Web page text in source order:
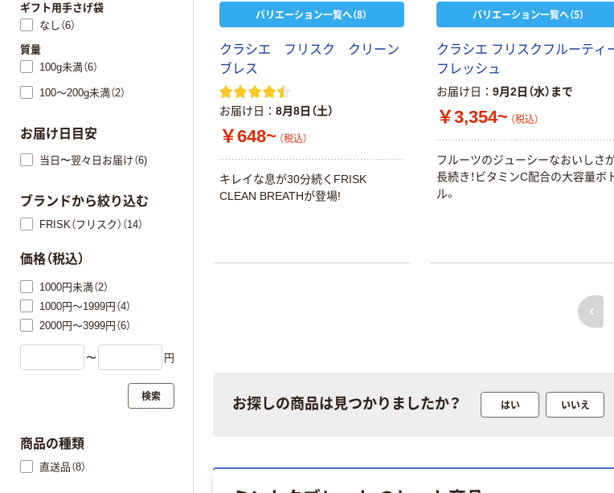
バリエーション一覧へ（8）
クラシエ フリスク クリーン
ブレス
お届け日 8月8日（土）
￥648~ （税込）
キレイな息が30分続くFRISK
CLEAN BREATHが登場!
バリエーション一覧へ（5）
クラシエ フリスクフルーティ
フレッシュ
お届け日 9月2日（水）まで
￥3,354~ （税込）
フルーツのジューシーなおいしさ
長続き！ビタミンC配合の大容量ボ
ル。
前へ
お探しの商品は見つかりましたか？ はい いいえ
ギフト用手さげ袋
なし（6）
質量
100g未満（6）
100～200g未満（2）
お届け日目安
当日〜翌々日お届け（6)
ブランドから絞り込む
FRISK（フリスク）（14）
価格（税込）
1000円未満（2）
1000円～1999円（4）
2000円～3999円（6）
〜 円
検索
商品の種類
直送品（8）